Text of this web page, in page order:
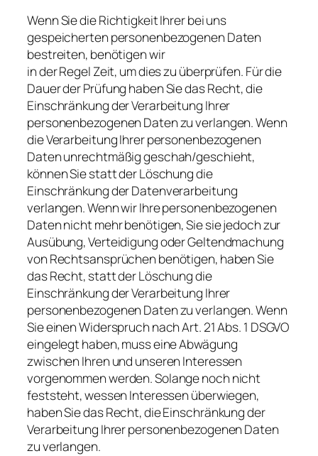
Wenn Sie die Richtigkeit Ihrer bei uns
gespeicherten personenbezogenen Daten
bestreiten, benötigen wir
in der Regel Zeit, um dies zu überprüfen. Für die
Dauer der Prüfung haben Sie das Recht, die
Einschränkung der Verarbeitung Ihrer
personenbezogenen Daten zu verlangen. Wenn
die Verarbeitung Ihrer personenbezogenen
Daten unrechtmäßig geschah/geschieht,
können Sie statt der Löschung die
Einschränkung der Datenverarbeitung
verlangen. Wenn wir Ihre personenbezogenen
Daten nicht mehr benötigen, Sie sie jedoch zur
Ausübung, Verteidigung oder Geltendmachung
von Rechtsansprüchen benötigen, haben Sie
das Recht, statt der Löschung die
Einschränkung der Verarbeitung Ihrer
personenbezogenen Daten zu verlangen. Wenn
Sie einen Widerspruch nach Art. 21 Abs. 1 DSGVO
eingelegt haben, muss eine Abwägung
zwischen Ihren und unseren Interessen
vorgenommen werden. Solange noch nicht
feststeht, wessen Interessen überwiegen,
haben Sie das Recht, die Einschränkung der
Verarbeitung Ihrer personenbezogenen Daten
zu verlangen.